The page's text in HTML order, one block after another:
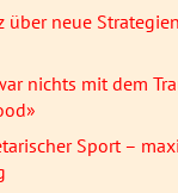
über neue
nichts mit dem
Sport –